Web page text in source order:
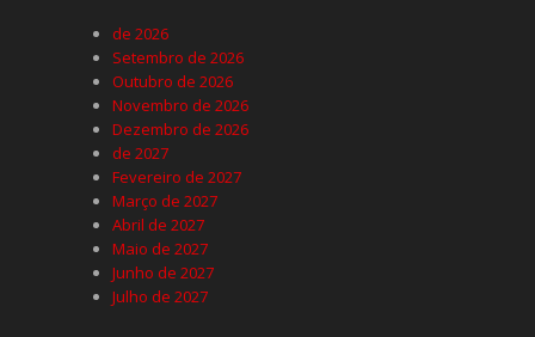
de 2026
Setembro de 2026
Outubro de 2026
Novembro de 2026
Dezembro de 2026
de 2027
Fevereiro de 2027
Março de 2027
Abril de 2027
Maio de 2027
Junho de 2027
Julho de 2027